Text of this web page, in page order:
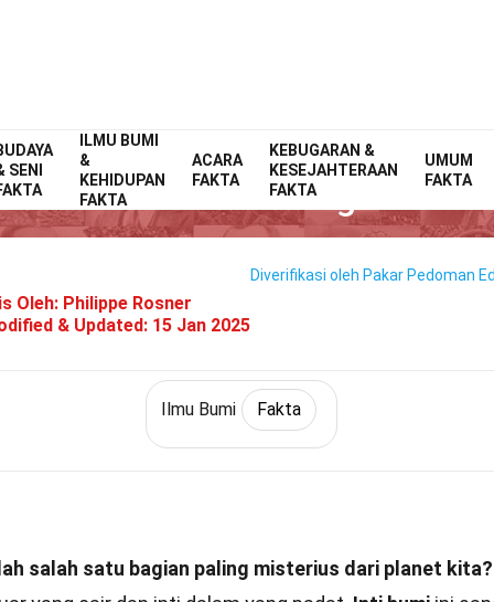
SENI
ILMU BUMI
&
KEHIDUPAN
FAKTA
ACARA
FAKTA
KEBUGARAN &
KESEJAHTERAAN
FAKTA
UMUM
FAKTA
Home Ilmu Bumi & KehidupanFakta Ilmu Bumi Fakta
27 Fakta Tentang Inti
Oleh: Philippe Rosner
& Updated: 15 Jan 2025
Diverifikasi oleh Pakar Pedoman
Ilmu Bumi Fakta
salah satu bagian paling misterius dari planet kita?